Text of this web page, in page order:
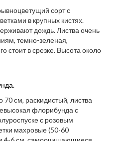
сорт с
в крупных кистях.
дождь. Листва очень
темно-зеленая,
стоит в срезке. Высота около
70 см, раскидистый, листва
флорибунда с
с розовым
махровые (50-60